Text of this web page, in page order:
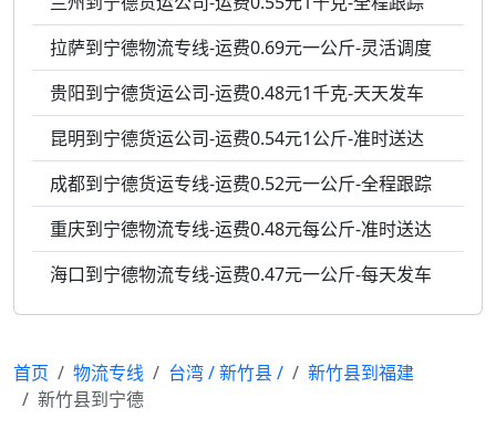
拉萨到宁德物流专线-运费0.69元一公斤-灵活调度
贵阳到宁德货运公司-运费0.48元1千克-天天发车
昆明到宁德货运公司-运费0.54元1公斤-准时送达
成都到宁德货运专线-运费0.52元一公斤-全程跟踪
重庆到宁德物流专线-运费0.48元每公斤-准时送达
海口到宁德物流专线-运费0.47元一公斤-每天发车
首页 物流专线 台湾/新竹县/
新竹县到福建
新竹县到宁德